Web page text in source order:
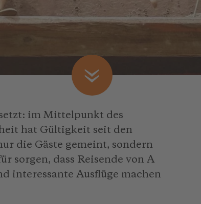
im Mittelpunkt des
hat Gültigkeit seit den
die Gäste gemeint, sondern
sorgen, dass Reisende von A
interessante Ausflüge machen